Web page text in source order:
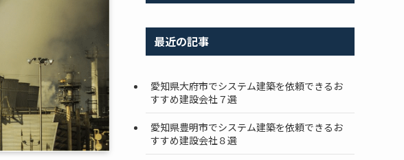
最近の記事
愛知県大府市でシステム建築を依頼できるお
すすめ建設会社７選
愛知県豊明市でシステム建築を依頼できるお
すすめ建設会社８選